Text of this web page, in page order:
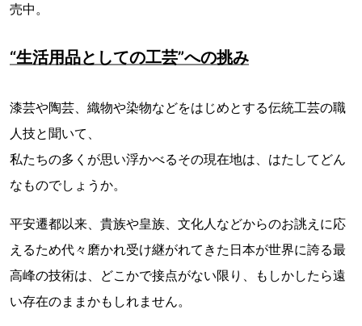
売中。
“生活用品としての工芸”への挑み
漆芸や陶芸、織物や染物などをはじめとする伝統工芸の職
人技と聞いて、
私たちの多くが思い浮かべるその現在地は、はたしてどん
なものでしょうか。
平安遷都以来、貴族や皇族、⽂化人などからのお誂えに応
えるため代々磨かれ受け継がれてきた日本が世界に誇る最
⾼峰の技術は、どこかで接点がない限り、もしかしたら遠
い存在のままかもしれません。